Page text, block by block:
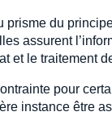
prisme du
assurent
et le traitement
pour
instance être